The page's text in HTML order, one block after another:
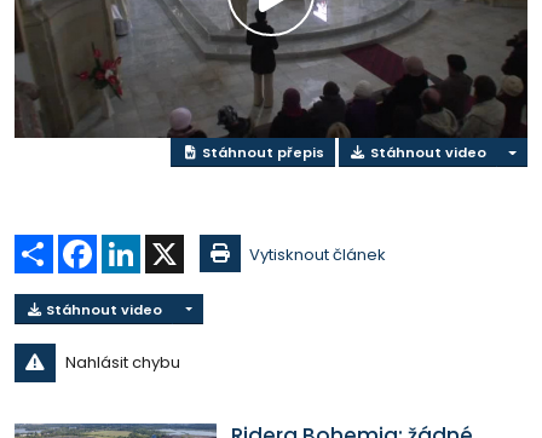
Přehrát
video
Stáhnout přepis Stáhnout video
Sdílet Facebook
LinkedIn Vytisknout článek
Stáhnout video
Nahlásit chybu